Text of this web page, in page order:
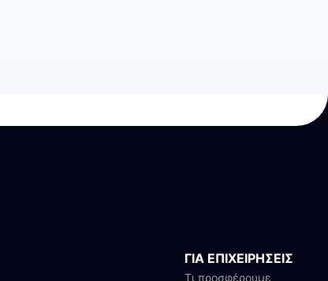
ΓΙΑ ΕΠΙΧΕΙΡΗΣΕΙΣ
Τι προσφέρουμε